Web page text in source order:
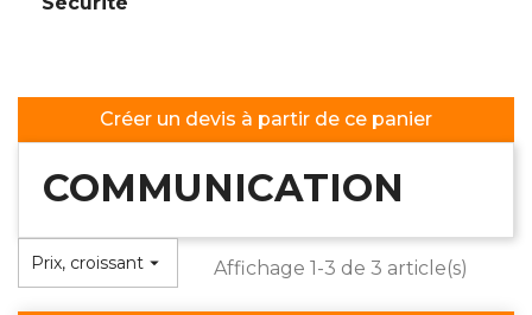
Créer un devis à partir de ce panier
COMMUNICATION
Prix, croissant  Affichage 1-3 de 3 article(s)